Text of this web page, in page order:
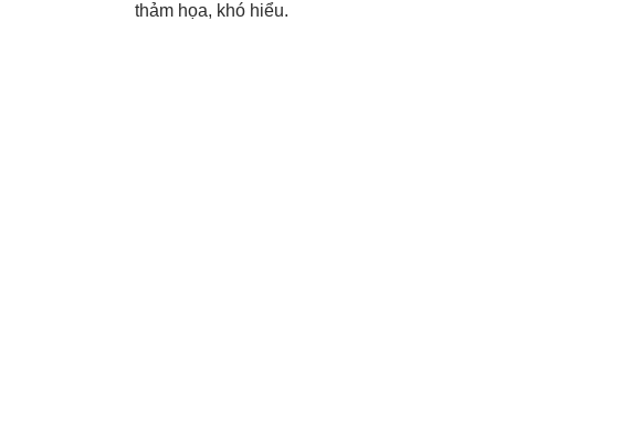
thảm họa, khó hiểu.